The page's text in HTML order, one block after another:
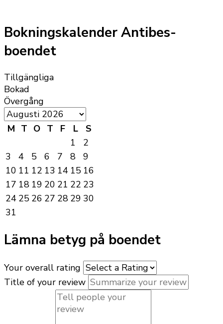
Bokningskalender Antibes-
boendet
Tillgängliga
Bokad
Övergång
M T O T F L
S
1
2
3
4 5 6 7 8
9
10 11 12 13 14 15 16
17 18 19 20 21 22 23
24 25 26 27 28 29 30
31
Lämna betyg på boendet
Your overall rating
Title of your review